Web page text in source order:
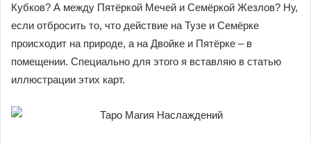
Кубков? А между Пятёркой Мечей и Семёркой Жезлов? Ну,
если отбросить то, что действие на Тузе и Семёрке
происходит на природе, а на Двойке и Пятёрке – в
помещении. Специально для этого я вставляю в статью
иллюстрации этих карт.